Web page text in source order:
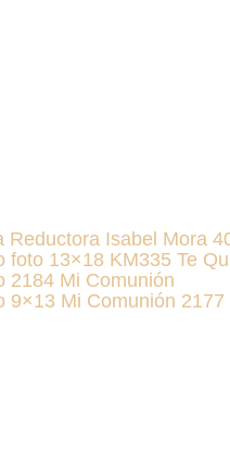
Reductora Isabel Mora
foto 13×18 KM335 Te
2184 Mi Comunión
9×13 Mi Comunión 2177